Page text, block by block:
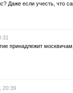
Даже если учесть, что
принадлежит
20:39